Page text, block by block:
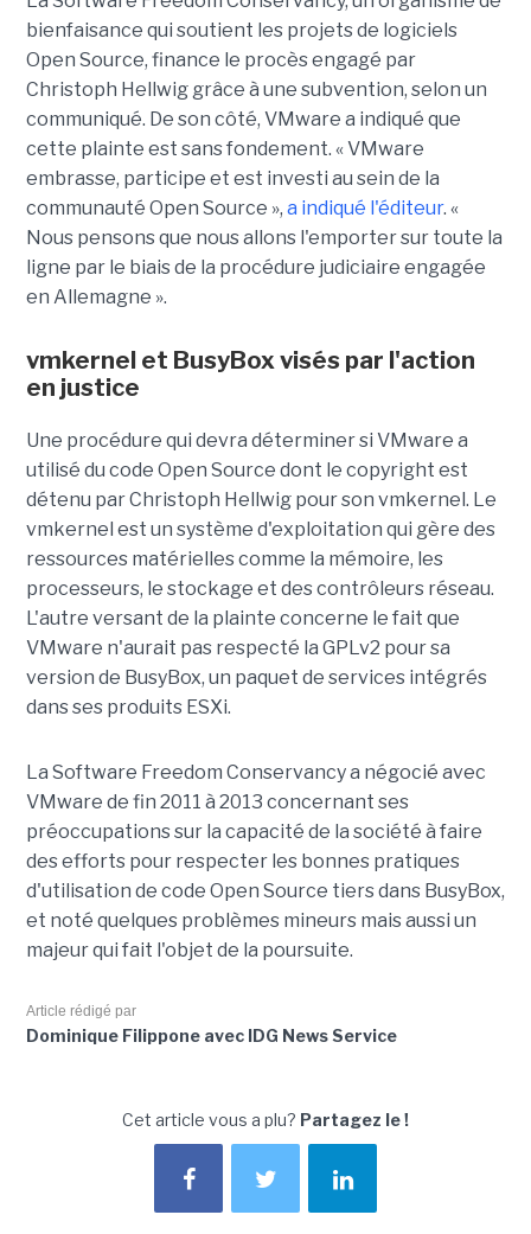
bienfaisance qui soutient les projets de logiciels
Open Source, finance le procès engagé par
Christoph Hellwig grâce à une subvention, selon un
communiqué. De son côté, VMware a indiqué que
cette plainte est sans fondement. « VMware
embrasse, participe et est investi au sein de la
communauté Open Source », a indiqué l'éditeur. «
Nous pensons que nous allons l'emporter sur toute la
ligne par le biais de la procédure judiciaire engagée
en Allemagne ».
vmkernel et BusyBox visés par l'action
en justice
Une procédure qui devra déterminer si VMware a
utilisé du code Open Source dont le copyright est
détenu par Christoph Hellwig pour son vmkernel. Le
vmkernel est un système d'exploitation qui gère des
ressources matérielles comme la mémoire, les
processeurs, le stockage et des contrôleurs réseau.
L'autre versant de la plainte concerne le fait que
VMware n'aurait pas respecté la GPLv2 pour sa
version de BusyBox, un paquet de services intégrés
dans ses produits ESXi.
La Software Freedom Conservancy a négocié avec
VMware de fin 2011 à 2013 concernant ses
préoccupations sur la capacité de la société à faire
des efforts pour respecter les bonnes pratiques
d'utilisation de code Open Source tiers dans BusyBox,
et noté quelques problèmes mineurs mais aussi un
majeur qui fait l'objet de la poursuite.
Article rédigé par
Dominique Filippone avec IDG News Service
Cet article vous a plu? Partagez le !